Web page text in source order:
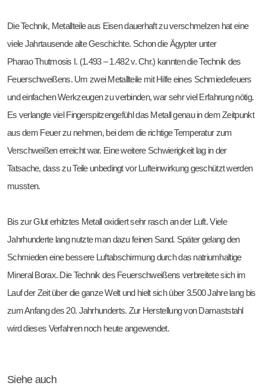
Die Technik, Metallteile aus Eisen dauerhaft zu verschmelzen hat eine
viele Jahrtausende alte Geschichte. Schon die Ägypter unter
Pharao Thutmosis I. (1.493 – 1.482 v. Chr.) kannten die Technik des
Feuerschweißens. Um zwei Metallteile mit Hilfe eines Schmiedefeuers
und einfachen Werkzeugen zu verbinden, war sehr viel Erfahrung nötig.
Es verlangte viel Fingerspitzengefühl das Metall genau in dem Zeitpunkt
aus dem Feuer zu nehmen, bei dem die richtige Temperatur zum
Verschweißen erreicht war. Eine weitere Schwierigkeit lag in der
Tatsache, dass zu Teile unbedingt vor Lufteinwirkung geschützt werden
mussten.
Bis zur Glut erhitztes Metall oxidiert sehr rasch an der Luft. Viele
Jahrhunderte lang nutzte man dazu feinen Sand. Später gelang den
Schmieden eine bessere Luftabschirmung durch das natriumhaltige
Mineral Borax. Die Technik des Feuerschweißens verbreitete sich im
Lauf der Zeit über die ganze Welt und hielt sich über 3.500 Jahre lang bis
zum Anfang des 20. Jahrhunderts. Zur Herstellung von Damaststahl
wird dieses Verfahren noch heute angewendet.
Siehe auch